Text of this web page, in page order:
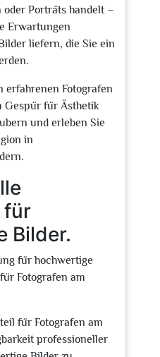
Porträts handelt –
Erwartungen
liefern, die Sie ein
erfahrenen Fotografen
Gespür für Ästhetik
und erleben Sie
in
für
Bilder.
für hochwertige
Fotografen am
für Fotografen am
professioneller